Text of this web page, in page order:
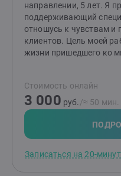
направлении, 5 лет. Я
поддерживающий
отношусь к чувствам и
клиентов. Цель моей
жизни пришедшего ко
Пробудить интерес к
Стоимость онлайн
3 000 руб. /≈ 50 мин.
Записаться на 20-